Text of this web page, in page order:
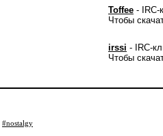
Toffee - IRC-
Чтобы
irssi - IRC-
Чтобы
#nostalgy